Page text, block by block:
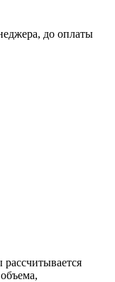
до оплаты